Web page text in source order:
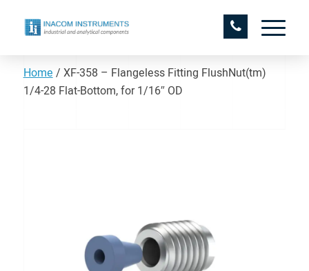
Home / XF-358 – Flangeless Fitting FlushNut(tm)
1/4-28 Flat-Bottom, for 1/16″ OD